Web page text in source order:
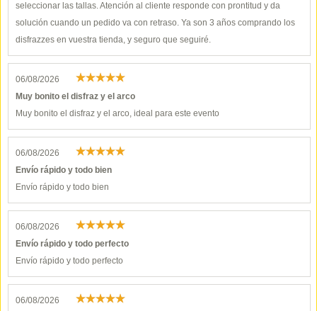
seleccionar las tallas. Atención al cliente responde con prontitud y da
solución cuando un pedido va con retraso. Ya son 3 años comprando los
disfrazzes en vuestra tienda, y seguro que seguiré.
06/08/2026
Muy bonito el disfraz y el arco
Muy bonito el disfraz y el arco, ideal para este evento
06/08/2026
Envío rápido y todo bien
Envío rápido y todo bien
06/08/2026
Envío rápido y todo perfecto
Envío rápido y todo perfecto
06/08/2026